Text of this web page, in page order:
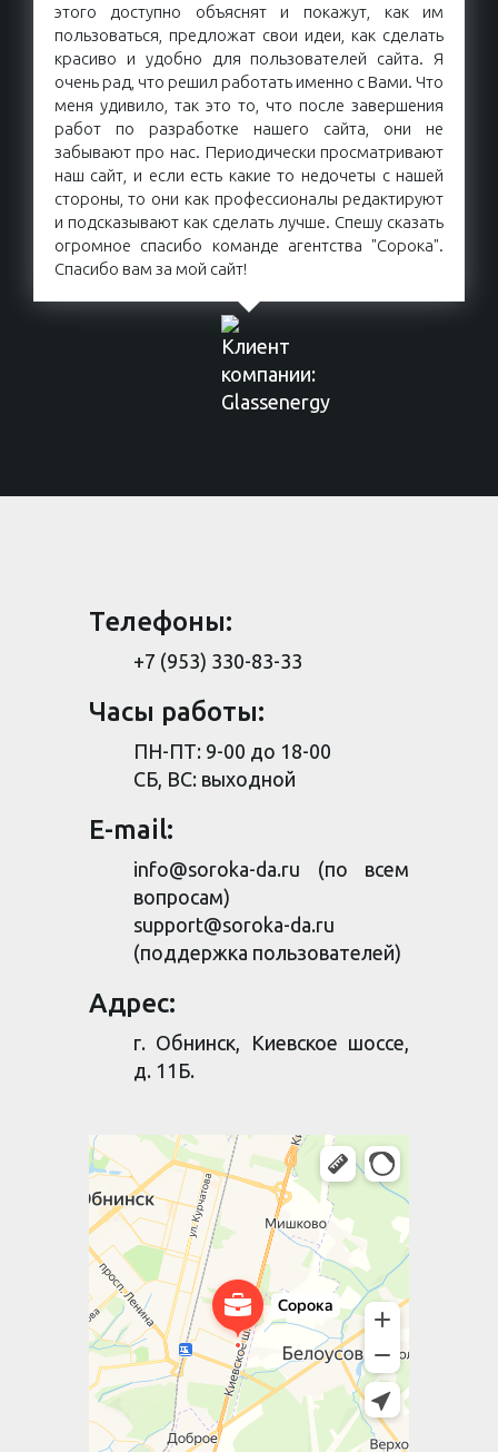
этого доступно объяснят и покажут, как им
пользоваться, предложат свои идеи, как сделать
красиво и удобно для пользователей сайта. Я
очень рад, что решил работать именно с Вами. Что
меня удивило, так это то, что после завершения
работ по разработке нашего сайта, они не
забывают про нас. Периодически просматривают
наш сайт, и если есть какие то недочеты с нашей
стороны, то они как профессионалы редактируют
и подсказывают как сделать лучше. Спешу сказать
огромное спасибо команде агентства "Сорока".
Спасибо вам за мой сайт!
Телефоны:
+7 (953) 330-83-33
Часы работы:
ПН-ПТ: 9-00 до 18-00
СБ, ВС: выходной
E-mail:
info@soroka-da.ru (по всем
вопросам)
support@soroka-da.ru
(поддержка пользователей)
Адрес:
г. Обнинск, Киевское шоссе,
д. 11Б.